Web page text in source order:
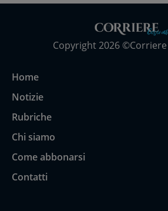
Copyright 2026 ©Corriere
Home
Notizie
Rubriche
Chi siamo
Come abbonarsi
Contatti